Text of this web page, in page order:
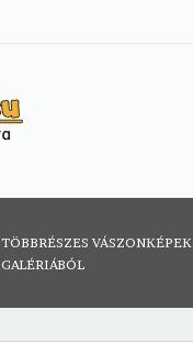
TÖBBRÉSZES VÁSZONKÉPEK
GALÉRIÁBÓL